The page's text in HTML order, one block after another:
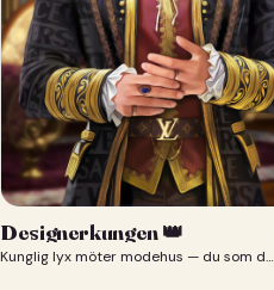
Designerkungen 👑
Kunglig lyx möter modehus — du som designerkung 👑